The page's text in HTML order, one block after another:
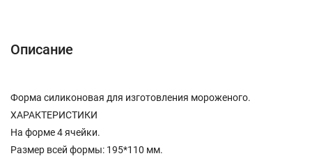
Описание
Форма силиконовая для изготовления мороженого.
ХАРАКТЕРИСТИКИ
На форме 4 ячейки.
Размер всей формы: 195*110 мм.